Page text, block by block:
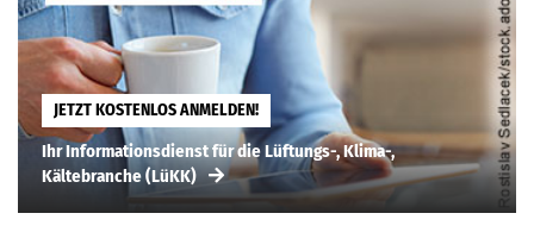
JETZT KOSTENLOS ANMELDEN!
Ihr Informationsdienst für die Lüftungs-, Klima-,
Kältebranche (LüKK)